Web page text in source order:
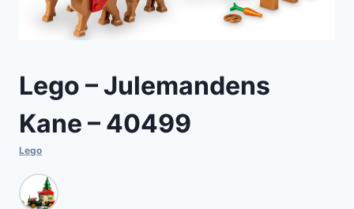
Lego – Julemandens
Kane – 40499
Lego